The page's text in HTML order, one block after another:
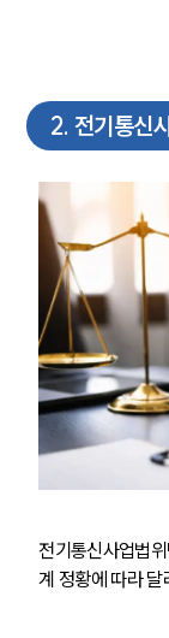
2. 전기통신
전기통신사업법
계 정황에 따라 달